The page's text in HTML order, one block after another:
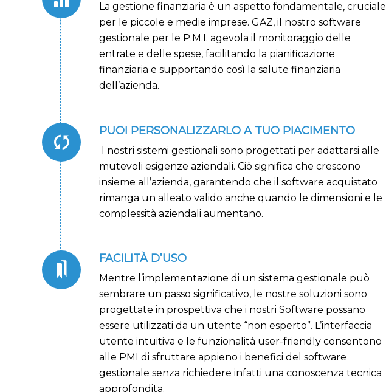
La gestione finanziaria è un aspetto fondamentale, cruciale
per le piccole e medie imprese. GAZ, il nostro software
gestionale per le P.M.I. agevola il monitoraggio delle
entrate e delle spese, facilitando la pianificazione
finanziaria e supportando così la salute finanziaria
dell’azienda.
PUOI PERSONALIZZARLO A TUO PIACIMENTO
I nostri sistemi gestionali sono progettati per adattarsi alle
mutevoli esigenze aziendali. Ciò significa che crescono
insieme all’azienda, garantendo che il software acquistato
rimanga un alleato valido anche quando le dimensioni e le
complessità aziendali aumentano.
FACILITÀ D’USO
Mentre l’implementazione di un sistema gestionale può
sembrare un passo significativo, le nostre soluzioni sono
progettate in prospettiva che i nostri Software possano
essere utilizzati da un utente “non esperto”. L’interfaccia
utente intuitiva e le funzionalità user-friendly consentono
alle PMI di sfruttare appieno i benefici del software
gestionale senza richiedere infatti una conoscenza tecnica
approfondita.